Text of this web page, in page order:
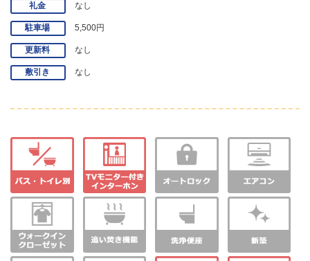
礼金 なし
駐車場 5,500円
更新料 なし
敷引き なし